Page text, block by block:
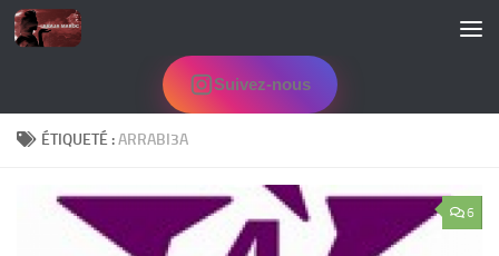
Skip to content
Suivez-nous
ÉTIQUETÉ :ARRABI3A
6